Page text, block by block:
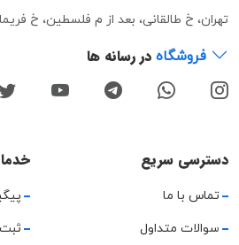
تهران، خ طالقانی، بعد از م فلسطین، خ فریمان، ک
فروشگاه در رسانه ها
دسترسی سریع
تماس با ما
سوالات متداول